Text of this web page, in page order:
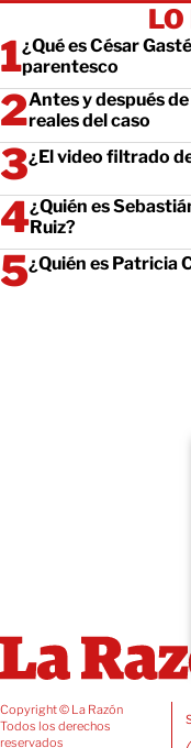
¿Qué es César
parentesco
Antes y después
reales del caso
¿El video filtrado
¿Quién es
Ruiz?
¿Quién es Patricia
Copyright © La Razón
Todos los derechos
reservados